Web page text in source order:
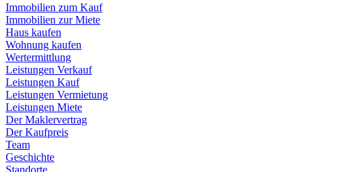
Immobilien zum Kauf
Immobilien zur Miete
Haus kaufen
Wohnung kaufen
Wertermittlung
Leistungen Verkauf
Leistungen Kauf
Leistungen Vermietung
Leistungen Miete
Der Maklervertrag
Der Kaufpreis
Team
Geschichte
Standorte